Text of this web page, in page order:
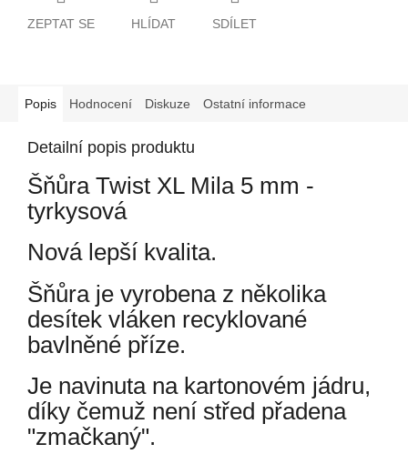
ZEPTAT SE HLÍDAT SDÍLET
Popis Hodnocení Diskuze Ostatní informace
Detailní popis produktu
Šňůra Twist XL Mila 5 mm -
tyrkysová
Nová lepší kvalita.
Šňůra je vyrobena z několika
desítek vláken recyklované
bavlněné příze.
Je navinuta na kartonovém jádru,
díky čemuž není střed přadena
"zmačkaný".